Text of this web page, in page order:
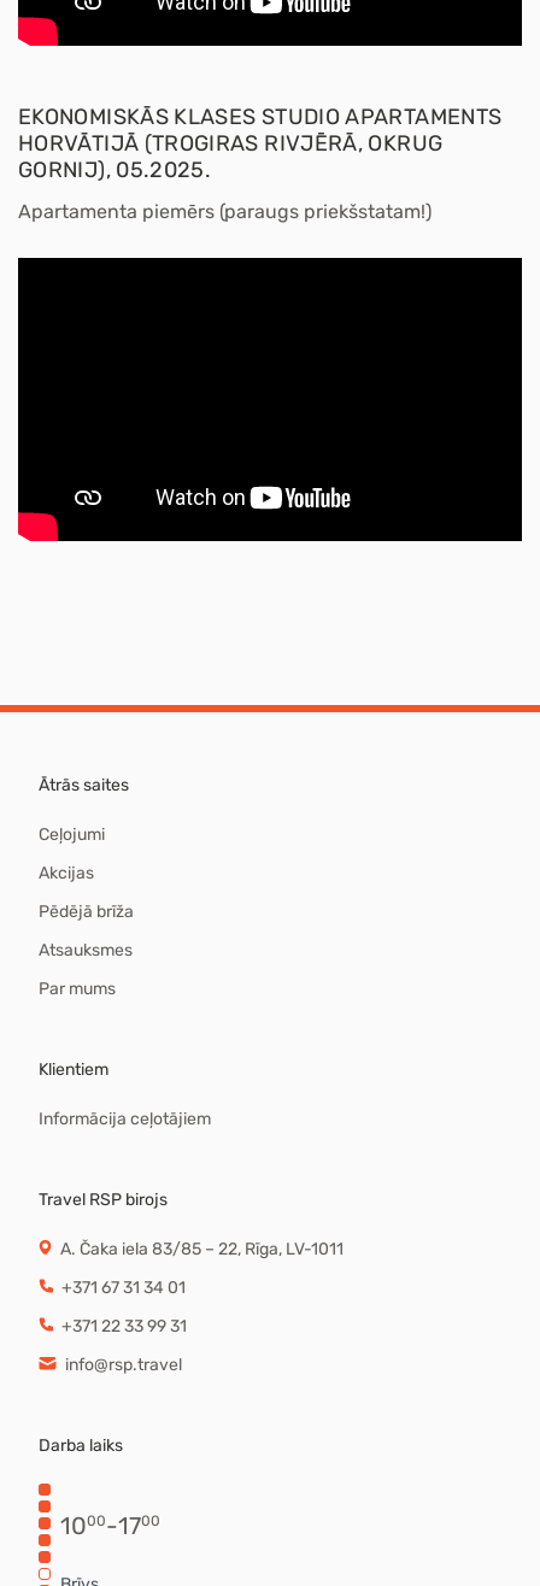
EKONOMISKĀS KLASES STUDIO APARTAMENTS
HORVĀTIJĀ (TROGIRAS RIVJĒRĀ, OKRUG
GORNIJ), 05.2025.
Apartamenta piemērs (paraugs priekšstatam!)
Ātrās saites
Ceļojumi
Akcijas
Pēdējā brīža
Atsauksmes
Par mums
Klientiem
Informācija ceļotājiem
Travel RSP birojs
A. Čaka iela 83/85 – 22, Rīga, LV-1011
+371 67 31 34 01
+371 22 33 99 31
info@rsp.travel
Darba laiks
1000-1700